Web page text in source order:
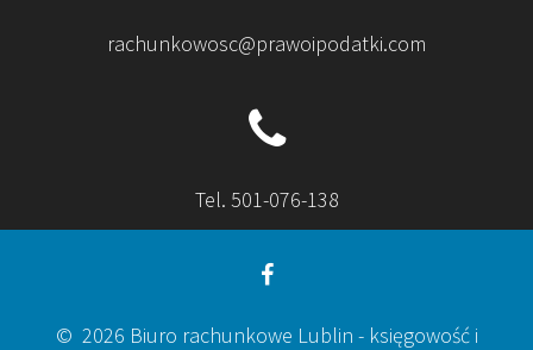
rachunkowosc@prawoipodatki.com
Tel. 501-076-138
© 2026 Biuro rachunkowe Lublin - księgowość i